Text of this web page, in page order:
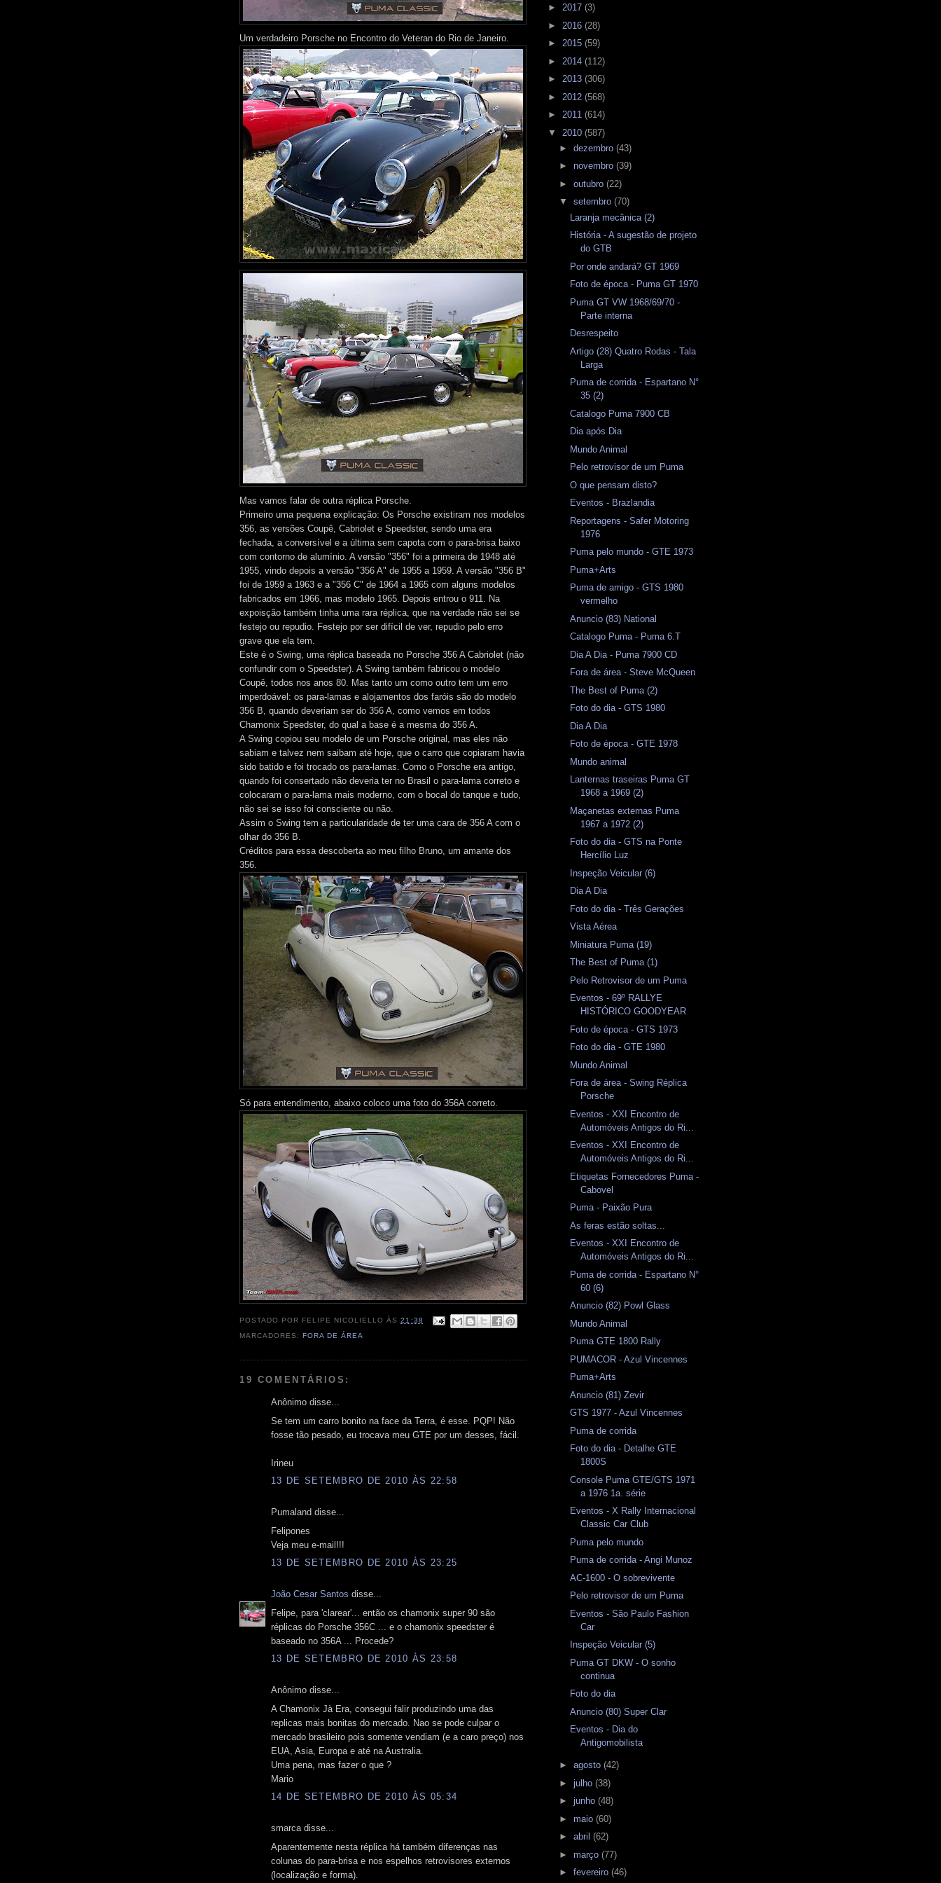
Um verdadeiro Porsche no Encontro do Veteran do Rio de Janeiro.
Mas vamos falar de outra réplica Porsche.
Primeiro uma pequena explicação: Os Porsche existiram nos modelos
356, as versões Coupê, Cabriolet e Speedster, sendo uma era
fechada, a conversível e a última sem capota com o para-brisa baixo
com contorno de alumínio. A versão "356" foi a primeira de 1948 até
1955, vindo depois a versão "356 A" de 1955 a 1959. A versão "356 B"
foi de 1959 a 1963 e a "356 C" de 1964 a 1965 com alguns modelos
fabricados em 1966, mas modelo 1965. Depois entrou o 911. Na
expoisção também tinha uma rara réplica, que na verdade não sei se
festejo ou repudio. Festejo por ser difícil de ver, repudio pelo erro
grave que ela tem.
Este é o Swing, uma réplica baseada no Porsche 356 A Cabriolet (não
confundir com o Speedster). A Swing também fabricou o modelo
Coupê, todos nos anos 80. Mas tanto um como outro tem um erro
imperdoável: os para-lamas e alojamentos dos faróis são do modelo
356 B, quando deveriam ser do 356 A, como vemos em todos
Chamonix Speedster, do qual a base é a mesma do 356 A.
A Swing copiou seu modelo de um Porsche original, mas eles não
sabiam e talvez nem saibam até hoje, que o carro que copiaram havia
sido batido e foi trocado os para-lamas. Como o Porsche era antigo,
quando foi consertado não deveria ter no Brasil o para-lama correto e
colocaram o para-lama mais moderno, com o bocal do tanque e tudo,
não sei se isso foi consciente ou não.
Assim o Swing tem a particularidade de ter uma cara de 356 A com o
olhar do 356 B.
Créditos para essa descoberta ao meu filho Bruno, um amante dos
356.
Só para entendimento, abaixo coloco uma foto do 356A correto.
POSTADO POR FELIPE NICOLIELLO ÀS21:38
MARCADORES:FORA DE ÁREA
19 COMENTÁRIOS:
Anônimo disse...
Se tem um carro bonito na face da Terra, é esse. PQP! Não
fosse tão pesado, eu trocava meu GTE por um desses, fácil.
Irineu
13 DE SETEMBRO DE 2010 ÀS 22:58
Pumaland disse...
Felipones
Veja meu e-mail!!!
13 DE SETEMBRO DE 2010 ÀS 23:25
João Cesar Santos disse...
Felipe, para 'clarear'... então os chamonix super 90 são
réplicas do Porsche 356C ... e o chamonix speedster é
baseado no 356A ... Procede?
13 DE SETEMBRO DE 2010 ÀS 23:58
Anônimo disse...
A Chamonix Jà Era, consegui falir produzindo uma das
replicas mais bonitas do mercado. Nao se pode culpar o
mercado brasileiro pois somente vendiam (e a caro preço) nos
EUA, Asia, Europa e até na Australia.
Uma pena, mas fazer o que ?
Mario
14 DE SETEMBRO DE 2010 ÀS 05:34
smarca disse...
Aparentemente nesta réplica há também diferenças nas
colunas do para-brisa e nos espelhos retrovisores externos
(localização e forma).
► 2017 (3)
► 2016 (28)
► 2015 (59)
► 2014 (112)
► 2013 (306)
► 2012 (568)
► 2011 (614)
▼ 2010 (587)
► dezembro (43)
► novembro (39)
► outubro (22)
▼ setembro (70)
Laranja mecânica (2)
História - A sugestão de projeto
do GTB
Por onde andará? GT 1969
Foto de época - Puma GT 1970
Puma GT VW 1968/69/70 -
Parte interna
Desrespeito
Artigo (28) Quatro Rodas - Tala
Larga
Puma de corrida - Espartano N°
35 (2)
Catalogo Puma 7900 CB
Dia após Dia
Mundo Animal
Pelo retrovisor de um Puma
O que pensam disto?
Eventos - Brazlandia
Reportagens - Safer Motoring
1976
Puma pelo mundo - GTE 1973
Puma+Arts
Puma de amigo - GTS 1980
vermelho
Anuncio (83) National
Catalogo Puma - Puma 6.T
Dia A Dia - Puma 7900 CD
Fora de área - Steve McQueen
The Best of Puma (2)
Foto do dia - GTS 1980
Dia A Dia
Foto de época - GTE 1978
Mundo animal
Lanternas traseiras Puma GT
1968 a 1969 (2)
Maçanetas externas Puma
1967 a 1972 (2)
Foto do dia - GTS na Ponte
Hercílio Luz
Inspeção Veicular (6)
Dia A Dia
Foto do dia - Três Gerações
Vista Aérea
Miniatura Puma (19)
The Best of Puma (1)
Pelo Retrovisor de um Puma
Eventos - 69º RALLYE
HISTÓRICO GOODYEAR
Foto de época - GTS 1973
Foto do dia - GTE 1980
Mundo Animal
Fora de área - Swing Réplica
Porsche
Eventos - XXI Encontro de
Automóveis Antigos do Ri...
Eventos - XXI Encontro de
Automóveis Antigos do Ri...
Etiquetas Fornecedores Puma -
Cabovel
Puma - Paixão Pura
As feras estão soltas...
Eventos - XXI Encontro de
Automóveis Antigos do Ri...
Puma de corrida - Espartano N°
60 (6)
Anuncio (82) Powl Glass
Mundo Animal
Puma GTE 1800 Rally
PUMACOR - Azul Vincennes
Puma+Arts
Anuncio (81) Zevir
GTS 1977 - Azul Vincennes
Puma de corrida
Foto do dia - Detalhe GTE
1800S
Console Puma GTE/GTS 1971
a 1976 1a. série
Eventos - X Rally Internacional
Classic Car Club
Puma pelo mundo
Puma de corrida - Angi Munoz
AC-1600 - O sobrevivente
Pelo retrovisor de um Puma
Eventos - São Paulo Fashion
Car
Inspeção Veicular (5)
Puma GT DKW - O sonho
continua
Foto do dia
Anuncio (80) Super Clar
Eventos - Dia do
Antigomobilista
► agosto (42)
► julho (38)
► junho (48)
► maio (60)
► abril (62)
► março (77)
► fevereiro (46)